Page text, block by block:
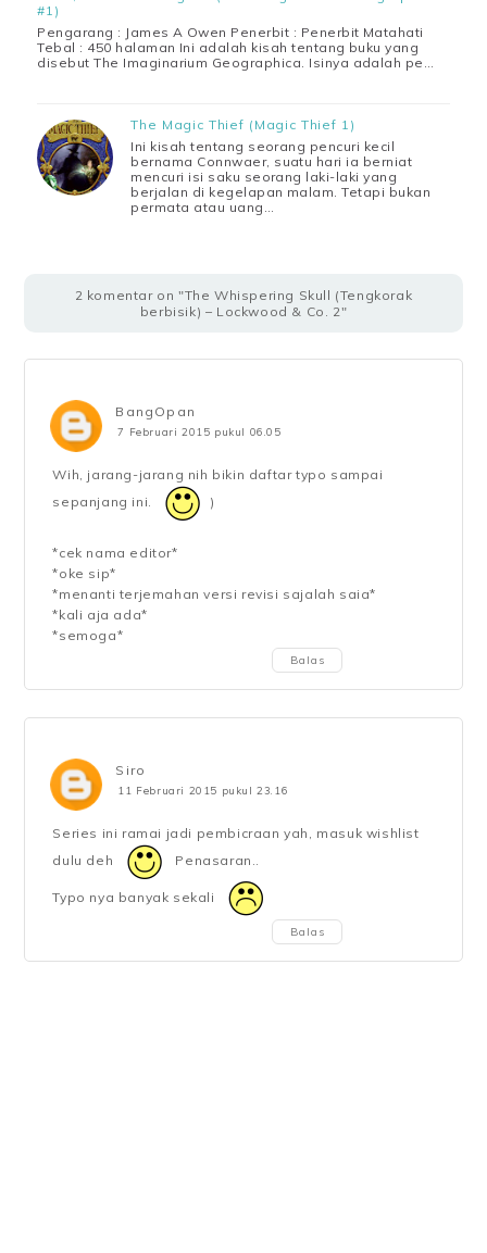
#1)
Pengarang : James A Owen Penerbit : Penerbit Matahati
Tebal : 450 halaman Ini adalah kisah tentang buku yang
disebut The Imaginarium Geographica. Isinya adalah pe…
The Magic Thief (Magic Thief 1)
Ini kisah tentang seorang pencuri kecil
bernama Connwaer, suatu hari ia berniat
mencuri isi saku seorang laki-laki yang
berjalan di kegelapan malam. Tetapi bukan
permata atau uang…
2 komentar on "The Whispering Skull (Tengkorak
berbisik) – Lockwood & Co. 2"
BangOpan
7 Februari 2015 pukul 06.05
Wih, jarang-jarang nih bikin daftar typo sampai
sepanjang ini.
)
*cek nama editor*
*oke sip*
*menanti terjemahan versi revisi sajalah saia*
*kali aja ada*
*semoga*
Balas
Siro
11 Februari 2015 pukul 23.16
Series ini ramai jadi pembicraan yah, masuk wishlist
dulu deh
Penasaran..
Typo nya banyak sekali
Balas